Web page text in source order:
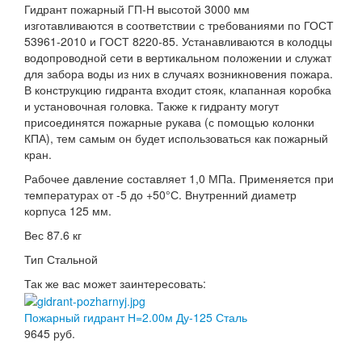
Гидрант пожарный ГП-Н высотой 3000 мм
изготавливаются в соответствии с требованиями по ГОСТ
53961-2010 и ГОСТ 8220-85. Устанавливаются в колодцы
водопроводной сети в вертикальном положении и служат
для забора воды из них в случаях возникновения пожара.
В конструкцию гидранта входит стояк, клапанная коробка
и установочная головка. Также к гидранту могут
присоединятся пожарные рукава (с помощью колонки
КПА), тем самым он будет использоваться как пожарный
кран.
Рабочее давление составляет 1,0 МПа. Применяется при
температурах от -5 до +50°С. Внутренний диаметр
корпуса 125 мм.
Вес 87.6 кг
Тип Стальной
Так же вас может заинтересовать:
Пожарный гидрант Н=2.00м Ду-125 Сталь
9645 руб.